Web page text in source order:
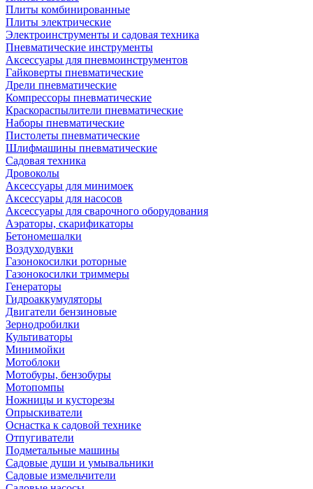
Плиты комбинированные
Плиты электрические
Электроинструменты и садовая техника
Пневматические инструменты
Аксессуары для пневмоинструментов
Гайковерты пневматические
Дрели пневматические
Компрессоры пневматические
Краскораспылители пневматические
Наборы пневматические
Пистолеты пневматические
Шлифмашины пневматические
Садовая техника
Дровоколы
Аксессуары для минимоек
Аксессуары для насосов
Аксессуары для сварочного оборудования
Аэраторы, скарификаторы
Бетономешалки
Воздуходувки
Газонокосилки роторные
Газонокосилки триммеры
Генераторы
Гидроаккумуляторы
Двигатели бензиновые
Зернодробилки
Культиваторы
Минимойки
Мотоблоки
Мотобуры, бензобуры
Мотопомпы
Ножницы и кусторезы
Опрыскиватели
Оснастка к садовой технике
Отпугиватели
Подметальные машины
Садовые души и умывальники
Садовые измельчители